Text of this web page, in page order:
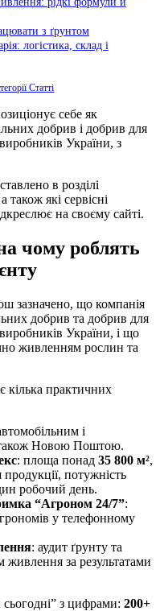
з ґрунтом
логістика, склад і
Статті
себе як
добрив і добрив для
України, з
в розділі
також які сервісні
на своєму сайті.
чому роблять
зазначено, що компанія
добрив та добрив для
України, і що
живленням рослин та
кілька практичних
і
також Новою Поштою.
: площа понад 35 800 м²,
продукції, потужність
робочий день.
“Агроном 24/7”:
у телефонному
: аудит ґрунту та
живлення за результатами
з цифрами: 200+